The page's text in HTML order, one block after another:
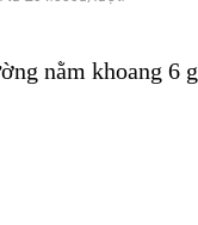
nằm khoang 6